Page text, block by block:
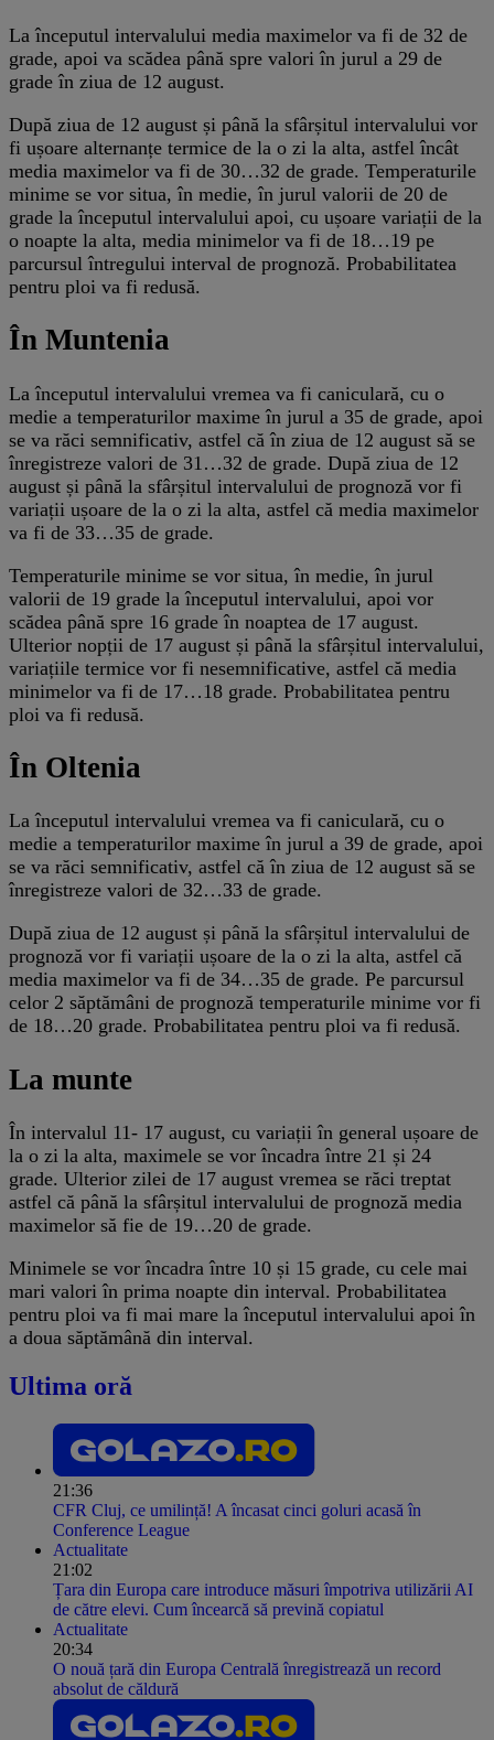
La începutul intervalului media maximelor va fi de 32 de
grade, apoi va scădea până spre valori în jurul a 29 de
grade în ziua de 12 august.
După ziua de 12 august și până la sfârșitul intervalului vor
fi ușoare alternanțe termice de la o zi la alta, astfel încât
media maximelor va fi de 30…32 de grade. Temperaturile
minime se vor situa, în medie, în jurul valorii de 20 de
grade la începutul intervalului apoi, cu ușoare variații de la
o noapte la alta, media minimelor va fi de 18…19 pe
parcursul întregului interval de prognoză. Probabilitatea
pentru ploi va fi redusă.
În Muntenia
La începutul intervalului vremea va fi caniculară, cu o
medie a temperaturilor maxime în jurul a 35 de grade, apoi
se va răci semnificativ, astfel că în ziua de 12 august să se
înregistreze valori de 31…32 de grade. După ziua de 12
august și până la sfârșitul intervalului de prognoză vor fi
variații ușoare de la o zi la alta, astfel că media maximelor
va fi de 33…35 de grade.
Temperaturile minime se vor situa, în medie, în jurul
valorii de 19 grade la începutul intervalului, apoi vor
scădea până spre 16 grade în noaptea de 17 august.
Ulterior nopții de 17 august și până la sfârșitul intervalului,
variațiile termice vor fi nesemnificative, astfel că media
minimelor va fi de 17…18 grade. Probabilitatea pentru
ploi va fi redusă.
În Oltenia
La începutul intervalului vremea va fi caniculară, cu o
medie a temperaturilor maxime în jurul a 39 de grade, apoi
se va răci semnificativ, astfel că în ziua de 12 august să se
înregistreze valori de 32…33 de grade.
După ziua de 12 august și până la sfârșitul intervalului de
prognoză vor fi variații ușoare de la o zi la alta, astfel că
media maximelor va fi de 34…35 de grade. Pe parcursul
celor 2 săptămâni de prognoză temperaturile minime vor fi
de 18…20 grade. Probabilitatea pentru ploi va fi redusă.
La munte
În intervalul 11- 17 august, cu variații în general ușoare de
la o zi la alta, maximele se vor încadra între 21 și 24
grade. Ulterior zilei de 17 august vremea se răci treptat
astfel că până la sfârșitul intervalului de prognoză media
maximelor să fie de 19…20 de grade.
Minimele se vor încadra între 10 și 15 grade, cu cele mai
mari valori în prima noapte din interval. Probabilitatea
pentru ploi va fi mai mare la începutul intervalului apoi în
a doua săptămână din interval.
Ultima oră
21:36
CFR Cluj, ce umilință! A încasat cinci goluri acasă în
Conference League
Actualitate
21:02
Țara din Europa care introduce măsuri împotriva utilizării AI
de către elevi. Cum încearcă să prevină copiatul
Actualitate
20:34
O nouă țară din Europa Centrală înregistrează un record
absolut de căldură